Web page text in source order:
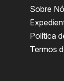
Sobre
Política
Termos